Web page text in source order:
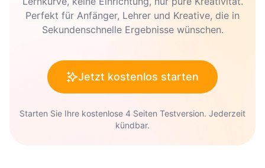
Perfekt für Anfänger, Lehrer und Kreative, die in
Sekundenschnelle Ergebnisse wünschen.
Jetzt kostenlos starten
Starten Sie Ihre kostenlose 4 Seiten Testversion. Jederzeit
kündbar.